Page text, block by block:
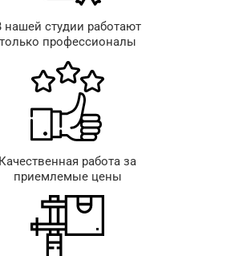
нашей студии работают
только профессионалы
Качественная работа за
приемлемые цены